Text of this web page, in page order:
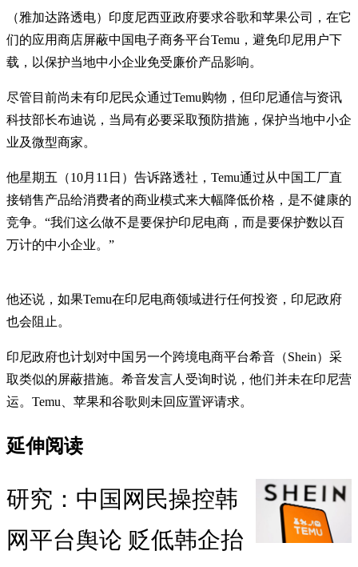
（雅加达路透电）印度尼西亚政府要求谷歌和苹果公司，在它
们的应用商店屏蔽中国电子商务平台Temu，避免印尼用户下
载，以保护当地中小企业免受廉价产品影响。
尽管目前尚未有印尼民众通过Temu购物，但印尼通信与资讯
科技部长布迪说，当局有必要采取预防措施，保护当地中小企
业及微型商家。
他星期五（10月11日）告诉路透社，Temu通过从中国工厂直
接销售产品给消费者的商业模式来大幅降低价格，是不健康的
竞争。“我们这么做不是要保护印尼电商，而是要保护数以百
万计的中小企业。”
他还说，如果Temu在印尼电商领域进行任何投资，印尼政府
也会阻止。
印尼政府也计划对中国另一个跨境电商平台希音（Shein）采
取类似的屏蔽措施。希音发言人受询时说，他们并未在印尼营
运。Temu、苹果和谷歌则未回应置评请求。
延伸阅读
研究：中国网民操控韩
网平台舆论 贬低韩企抬